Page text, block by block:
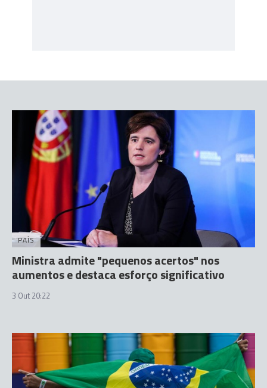
PAÍS
Ministra admite "pequenos acertos" nos
aumentos e destaca esforço significativo
3 Out 20:22